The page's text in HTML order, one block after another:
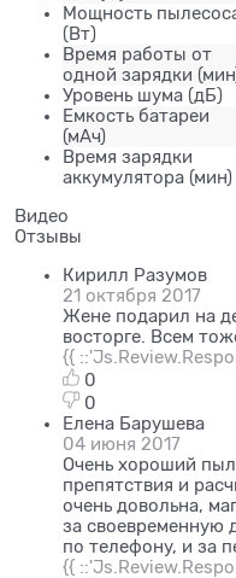
Мощность
(Вт)
Время работы от
одной зарядки
Уровень шума (дБ)
Емкость батареи
(мАч)
Время зарядки
аккумулятора (мин)
Видео
Отзывы
Кирилл Разумов
21 октября 2017
Жене подарил на
восторге. Всем
{{
0
0
Елена Барушева
04 июня 2017
Очень хороший
препятствия и
очень довольна,
за своевременную
по телефону, и за
{{